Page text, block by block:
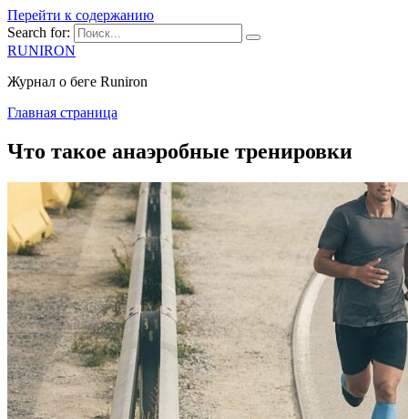
Перейти к содержанию
Search for:
RUNIRON
Журнал о беге Runiron
Главная страница
Что такое анаэробные тренировки